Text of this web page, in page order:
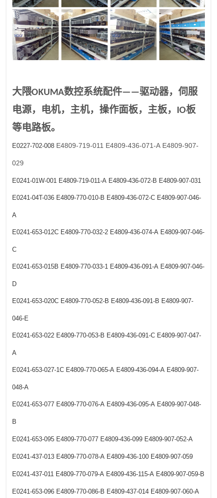
大隈OKUMA数控系统配件——驱动器，伺服
电源，电机，主机，操作面板，主板，IO板
等电路板。
E0227-702-008 E4809-719-011 E4809-436-071-A E4809-907-
029
E0241-01W-001 E4809-719-011-A E4809-436-072-B E4809-907-031
E0241-04T-036 E4809-770-010-B E4809-436-072-C E4809-907-046-
A
E0241-653-012C E4809-770-032-2 E4809-436-074-A E4809-907-046-
C
E0241-653-015B E4809-770-033-1 E4809-436-091-A E4809-907-046-
D
E0241-653-020C E4809-770-052-B E4809-436-091-B E4809-907-
046-E
E0241-653-022 E4809-770-053-B E4809-436-091-C E4809-907-047-
A
E0241-653-027-1C E4809-770-065-A E4809-436-094-A E4809-907-
048-A
E0241-653-077 E4809-770-076-A E4809-436-095-A E4809-907-048-
B
E0241-653-095 E4809-770-077 E4809-436-099 E4809-907-052-A
E0241-437-013 E4809-770-078-A E4809-436-100 E4809-907-059
E0241-437-011 E4809-770-079-A E4809-436-115-A E4809-907-059-B
E0241-653-096 E4809-770-086-B E4809-437-014 E4809-907-060-A